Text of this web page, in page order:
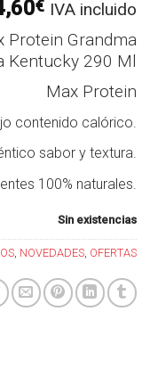
€ IVA incluido
Protein Grandma
Kentucky 290 Ml
Max Protein
contenido calórico.
sabor y textura.
100% naturales.
Sin existencias
, NOVEDADES, OFERTAS